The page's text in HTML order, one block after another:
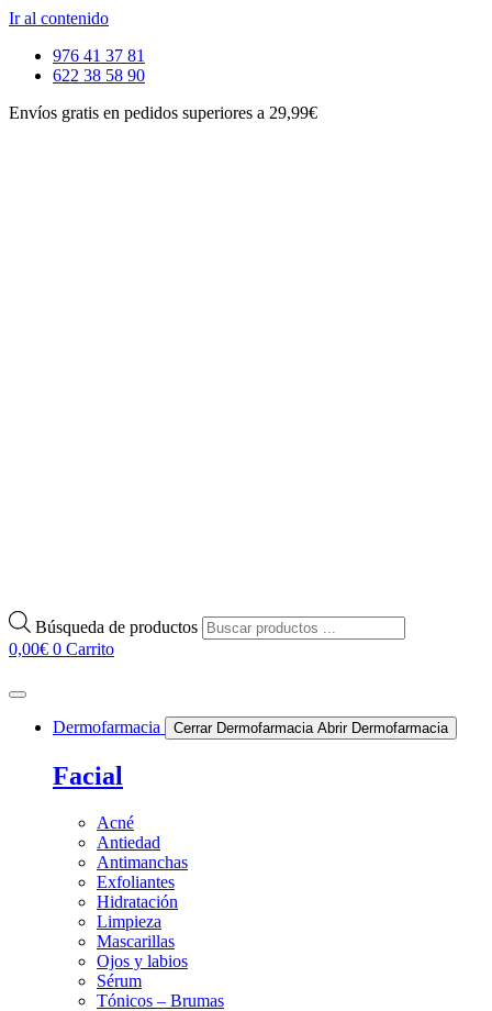
Ir al contenido
976 41 37 81
622 38 58 90
Envíos gratis en pedidos superiores a 29,99€
Búsqueda de productos
0,00€ 0 Carrito
Dermofarmacia Cerrar Dermofarmacia Abrir Dermofarmacia
Facial
Acné
Antiedad
Antimanchas
Exfoliantes
Hidratación
Limpieza
Mascarillas
Ojos y labios
Sérum
Tónicos – Brumas